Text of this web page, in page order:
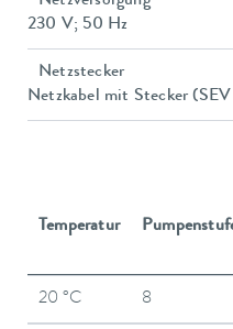
230 V; 50 Hz
Netzstecker
Netzkabel mit Stecker
Temperatur
20 °C 8